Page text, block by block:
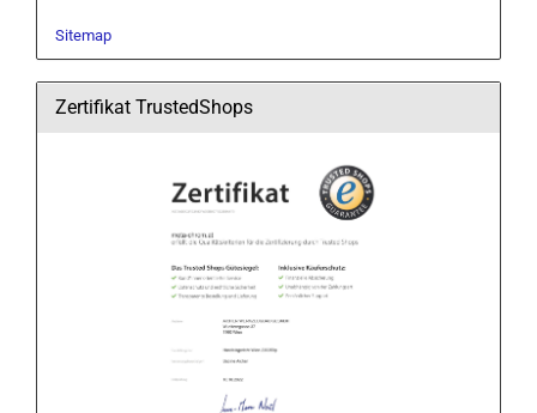
Sitemap
Zertifikat TrustedShops